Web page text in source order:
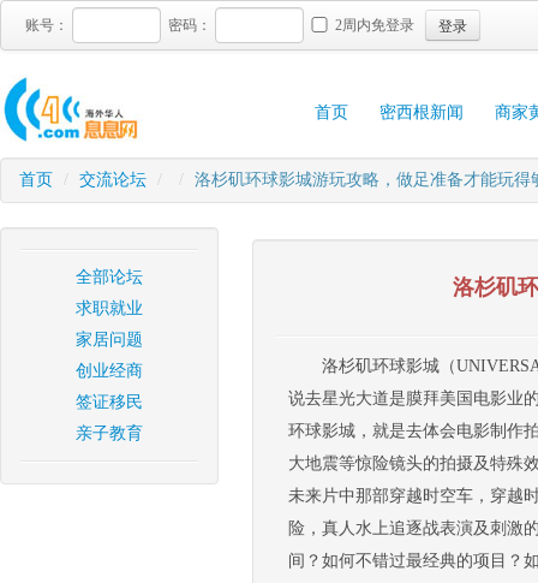
账号： 密码： 2周内免登录 登录
首页 密西根新闻 商家
首页 / 交流论坛 / / 洛杉矶环球影城游玩攻略，做足准备才能玩得
全部论坛
求职就业
家居问题
创业经商
签证移民
亲子教育
洛杉矶
洛杉矶环球影城（
说去星光大道是膜拜美国电影业
环球影城，就是去体会电影制作
大地震等惊险镜头的拍摄及特殊
未来片中那部穿越时空车，穿越
险，真人水上追逐战表演及刺激
间？如何不错过最经典的项目？